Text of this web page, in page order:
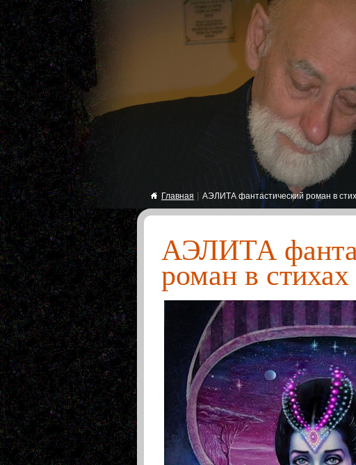
Главная | АЭЛИТА фантастический роман в
АЭЛИТА
роман в стихах